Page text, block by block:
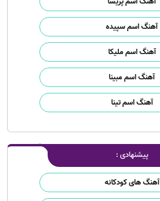
آهنگ اسم سپیده
آهنگ اسم ملیکا
آهنگ اسم مبینا
آهنگ اسم تینا
پیشنهادی :
آهنگ های کودکانه